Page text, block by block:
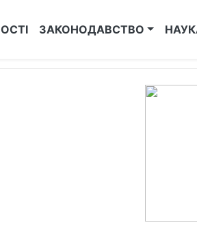
ЗАКОНОДАВСТВО